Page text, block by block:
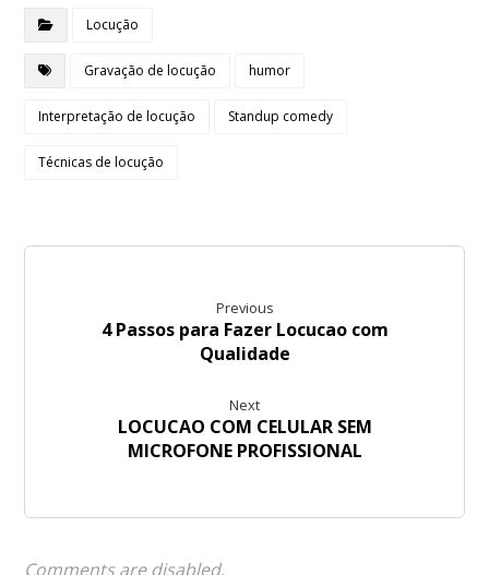
Locução
Gravação de locução humor
Interpretação de locução Standup comedy
Técnicas de locução
Previous
4 Passos para Fazer Locucao com
Qualidade
Next
LOCUCAO COM CELULAR SEM
MICROFONE PROFISSIONAL
Comments are disabled.